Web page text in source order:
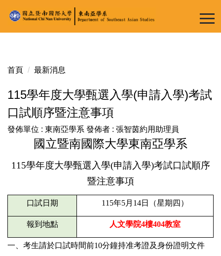
到
主
容
首頁 最新消息
115學年度大學甄選入學(申請入學)考試
口試順序暨注意事項
發佈單位 : 東南亞學系 發佈者 : 張智茵約用助理員
國立暨南國際大學東南亞學系
115學年度大學甄選入學(申請入學)考試口試順序
暨注意事項
口試日期 115年5月14日（星期四）
報到地點 人文學院4樓404教室
一、考生請於口試時間前10分鐘持准考證及身份證明文件